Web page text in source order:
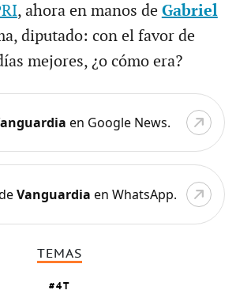
, ahora en manos de Gabriel
diputado: con el favor de
mejores, ¿o cómo era?
en Google News.
Vanguardia en WhatsApp.
TEMAS
4T